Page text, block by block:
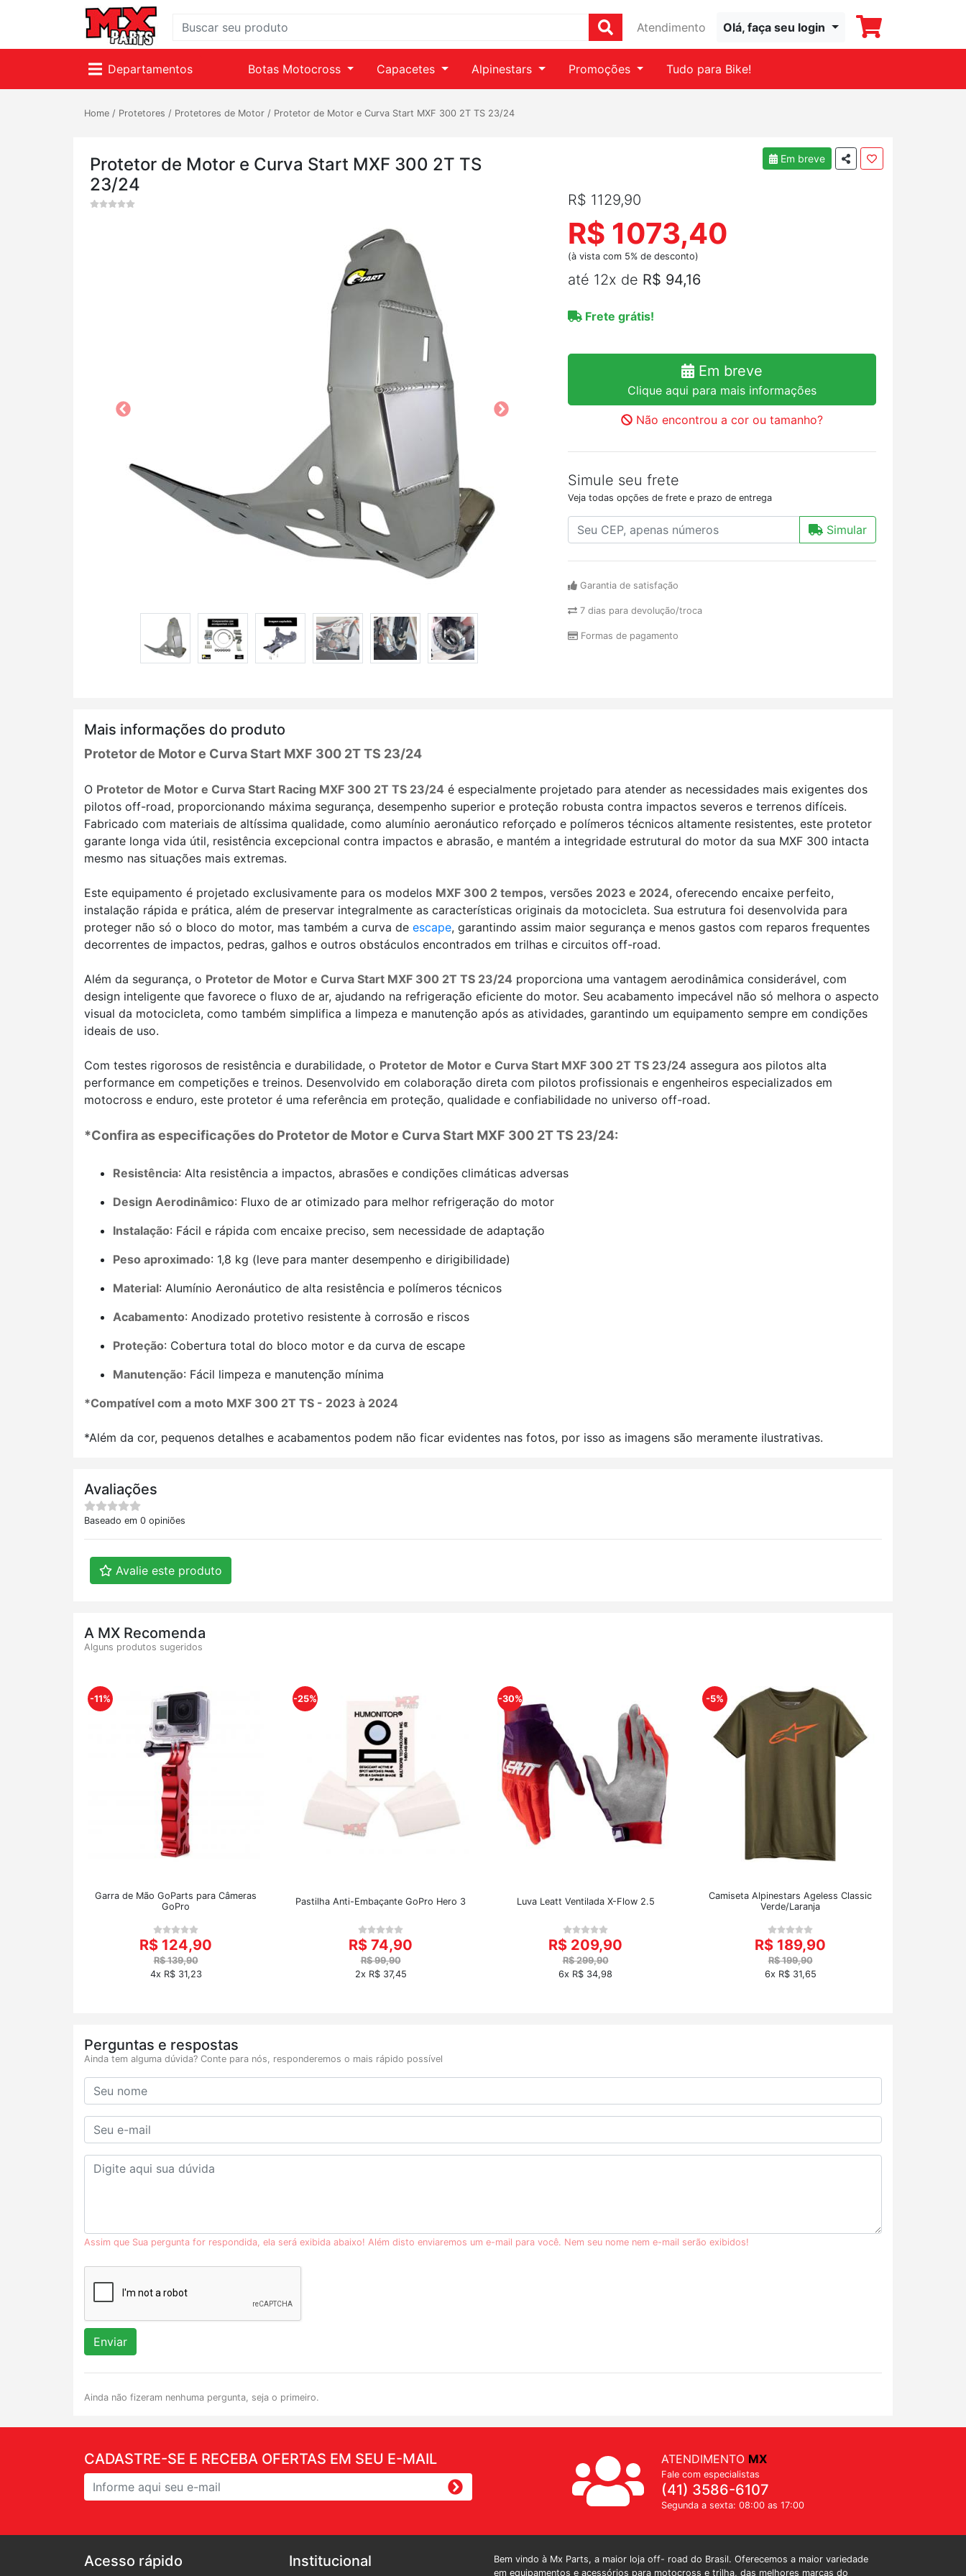
Atendimento Olá, faça seu login
Departamentos Botas Motocross Capacetes Alpinestars Promoções Tudo para Bike!
Home / Protetores / Protetores de Motor / Protetor de Motor e Curva Start MXF 300 2T TS 23/24
Protetor de Motor e Curva Start MXF 300 2T TS
23/24
Em breve
R$ 1129,90
R$ 1073,40
(à vista com 5% de desconto)
até 12x de R$ 94,16
Frete grátis!
Em breve
Clique aqui para mais informações
Não encontrou a cor ou tamanho?
Simule seu frete
Veja todas opções de frete e prazo de entrega
Simular
Garantia de satisfação
7 dias para devolução/troca
Formas de pagamento
Mais informações do produto
Protetor de Motor e Curva Start MXF 300 2T TS 23/24
O Protetor de Motor e Curva Start Racing MXF 300 2T TS 23/24 é especialmente projetado para atender as necessidades mais exigentes dos
pilotos off-road, proporcionando máxima segurança, desempenho superior e proteção robusta contra impactos severos e terrenos difíceis.
Fabricado com materiais de altíssima qualidade, como alumínio aeronáutico reforçado e polímeros técnicos altamente resistentes, este protetor
garante longa vida útil, resistência excepcional contra impactos e abrasão, e mantém a integridade estrutural do motor da sua MXF 300 intacta
mesmo nas situações mais extremas.
Este equipamento é projetado exclusivamente para os modelos MXF 300 2 tempos, versões 2023 e 2024, oferecendo encaixe perfeito,
instalação rápida e prática, além de preservar integralmente as características originais da motocicleta. Sua estrutura foi desenvolvida para
proteger não só o bloco do motor, mas também a curva de escape, garantindo assim maior segurança e menos gastos com reparos frequentes
decorrentes de impactos, pedras, galhos e outros obstáculos encontrados em trilhas e circuitos off-road.
Além da segurança, o Protetor de Motor e Curva Start MXF 300 2T TS 23/24 proporciona uma vantagem aerodinâmica considerável, com
design inteligente que favorece o fluxo de ar, ajudando na refrigeração eficiente do motor. Seu acabamento impecável não só melhora o aspecto
visual da motocicleta, como também simplifica a limpeza e manutenção após as atividades, garantindo um equipamento sempre em condições
ideais de uso.
Com testes rigorosos de resistência e durabilidade, o Protetor de Motor e Curva Start MXF 300 2T TS 23/24 assegura aos pilotos alta
performance em competições e treinos. Desenvolvido em colaboração direta com pilotos profissionais e engenheiros especializados em
motocross e enduro, este protetor é uma referência em proteção, qualidade e confiabilidade no universo off-road.
*Confira as especificações do Protetor de Motor e Curva Start MXF 300 2T TS 23/24:
Resistência: Alta resistência a impactos, abrasões e condições climáticas adversas
Design Aerodinâmico: Fluxo de ar otimizado para melhor refrigeração do motor
Instalação: Fácil e rápida com encaixe preciso, sem necessidade de adaptação
Peso aproximado: 1,8 kg (leve para manter desempenho e dirigibilidade)
Material: Alumínio Aeronáutico de alta resistência e polímeros técnicos
Acabamento: Anodizado protetivo resistente à corrosão e riscos
Proteção: Cobertura total do bloco motor e da curva de escape
Manutenção: Fácil limpeza e manutenção mínima
*Compatível com a moto MXF 300 2T TS - 2023 à 2024
*Além da cor, pequenos detalhes e acabamentos podem não ficar evidentes nas fotos, por isso as imagens são meramente ilustrativas.
Avaliações
Baseado em 0 opiniões
Avalie este produto
A MX Recomenda
Alguns produtos sugeridos
-11%
Garra de Mão GoParts para Câmeras
GoPro
R$ 124,90
R$ 139,90
4x R$ 31,23
-25%
Pastilha Anti-Embaçante GoPro Hero 3
R$ 74,90
R$ 99,90
2x R$ 37,45
-30%
Luva Leatt Ventilada X-Flow 2.5
R$ 209,90
R$ 299,90
6x R$ 34,98
-5%
Camiseta Alpinestars Ageless Classic
Verde/Laranja
R$ 189,90
R$ 199,90
6x R$ 31,65
Perguntas e respostas
Ainda tem alguma dúvida? Conte para nós, responderemos o mais rápido possível
Assim que Sua pergunta for respondida, ela será exibida abaixo! Além disto enviaremos um e-mail para você. Nem seu nome nem e-mail serão exibidos!
Enviar
Ainda não fizeram nenhuma pergunta, seja o primeiro.
CADASTRE-SE E RECEBA OFERTAS EM SEU E-MAIL ATENDIMENTO MX
Fale com especialistas
(41) 3586-6107
Segunda a sexta: 08:00 as 17:00
Acesso rápido Institucional
Bem vindo à Mx Parts, a maior loja off- road do Brasil. Oferecemos a maior variedade
em equipamentos e acessórios para motocross e trilha, das melhores marcas do